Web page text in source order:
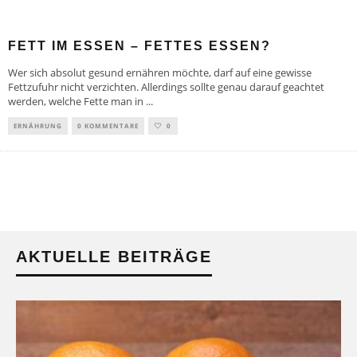
FETT IM ESSEN – FETTES ESSEN?
Wer sich absolut gesund ernähren möchte, darf auf eine gewisse
Fettzufuhr nicht verzichten. Allerdings sollte genau darauf geachtet
werden, welche Fette man in ...
ERNÄHRUNG 0 KOMMENTARE 0
AKTUELLE BEITRÄGE